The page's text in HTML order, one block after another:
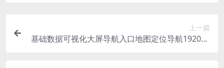
上一篇
基础数据可视化大屏导航入口地图定位导航1920X1